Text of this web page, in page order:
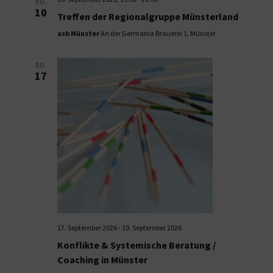
DO.
10 Treffen der Regionalgruppe Münsterland
asb MünsterAn der Germania Brauerei 1, Münster
DO.
17
17. September 2026- 19. September 2026
Konflikte & Systemische Beratung /
Coaching in Münster